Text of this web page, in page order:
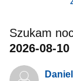
Szukam
2026-08-10
Daniel